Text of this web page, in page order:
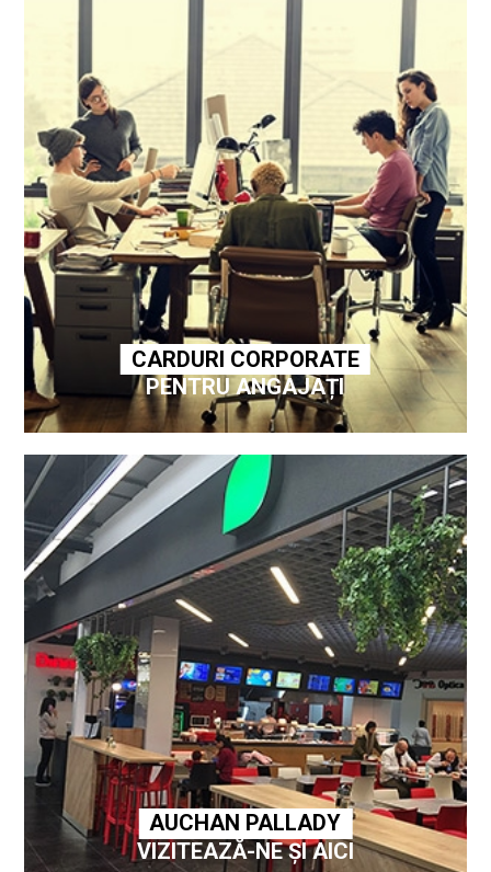
CARDURI CORPORATE
PENTRU ANGAJAȚI
AUCHAN PALLADY
VIZITEAZĂ-NE ȘI AICI